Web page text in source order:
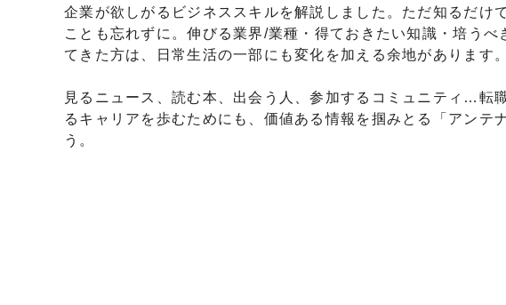
企業が欲しがるビジネススキルを解説しました。ただ知るだけ
ことも忘れずに。伸びる業界/業種・得ておきたい知識・培う
てきた方は、日常生活の一部にも変化を加える余地があります。
見るニュース、読む本、出会う人、参加するコミュニティ…転
るキャリアを歩むためにも、価値ある情報を掴みとる「アンテ
う。